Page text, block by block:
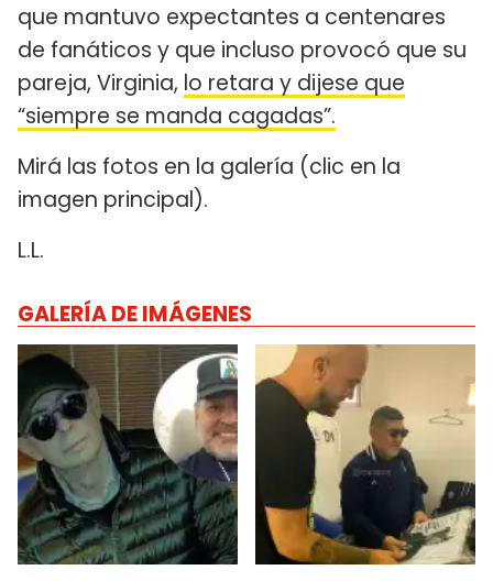
que mantuvo expectantes a centenares
de fanáticos y que incluso provocó que su
pareja, Virginia, lo retara y dijese que
“siempre se manda cagadas”.
Mirá las fotos en la galería (clic en la
imagen principal).
L.L.
GALERÍA DE IMÁGENES